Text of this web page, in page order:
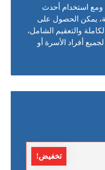
ومع استخدام أحدث
يمكن الحصول على
والتعقيم الشامل،
أفراد الأسرة أو
تخفيض!